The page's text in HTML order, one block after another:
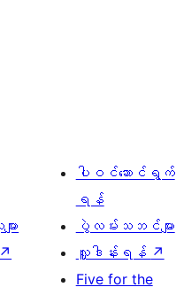
း
↗
ပါဝင်ဆောင်ရွက်
ရန်
ပွဲလမ်းသဘင်များ
လှူဒါန်းရန် ↗
Five for the